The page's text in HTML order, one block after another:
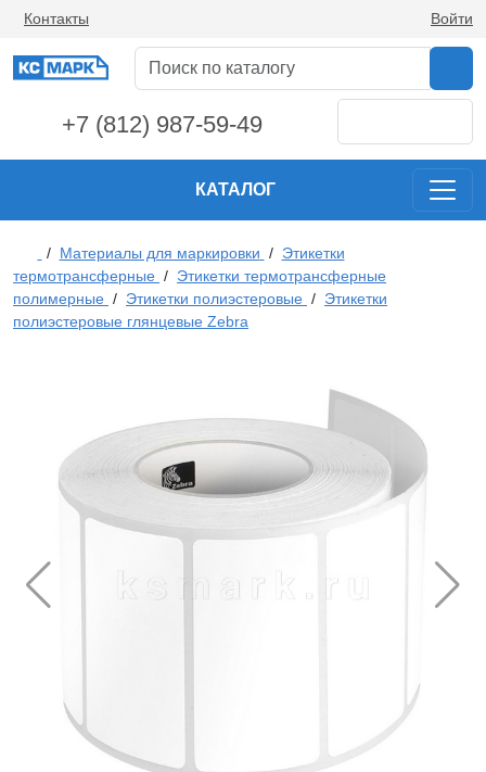
Контакты Войти
+7 (812) 987-59-49
КАТАЛОГ
/ Материалы для маркировки / Этикетки
термотрансферные / Этикетки термотрансферные
полимерные / Этикетки полиэстеровые / Этикетки
полиэстеровые глянцевые Zebra